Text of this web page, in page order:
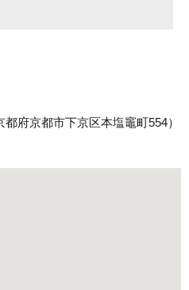
府京都市下京区本塩竈町554）